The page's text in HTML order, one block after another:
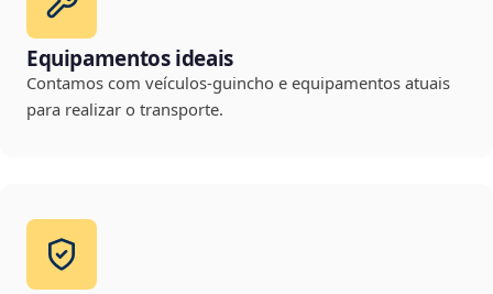
Equipamentos ideais
Contamos com veículos-guincho e equipamentos atuais
para realizar o transporte.